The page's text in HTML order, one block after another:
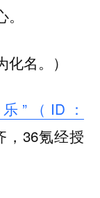
名。）
”（ID：
，36氪经授